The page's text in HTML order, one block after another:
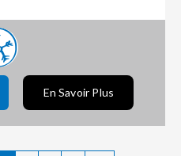
En Savoir Plus